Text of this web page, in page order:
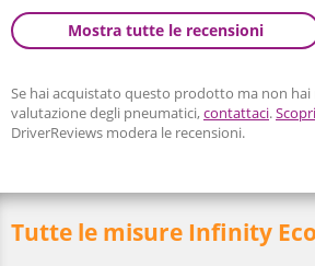
Mostra tutte le recensioni
Se hai acquistato questo prodotto ma non
valutazione degli pneumatici,contattaci.
DriverReviews modera le recensioni.
Tutte le misure Infinity